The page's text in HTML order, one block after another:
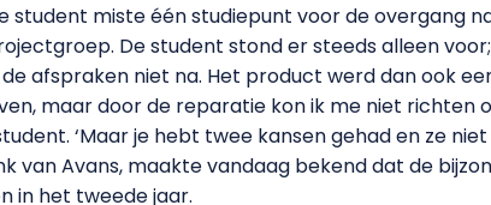
student miste één studiepunt voor de overgang
De student stond er steeds alleen
afspraken niet na. Het product werd dan ook
maar door de reparatie kon ik me niet richten
‘Maar je hebt twee kansen gehad en ze
van Avans, maakte vandaag bekend dat de
in het tweede jaar.